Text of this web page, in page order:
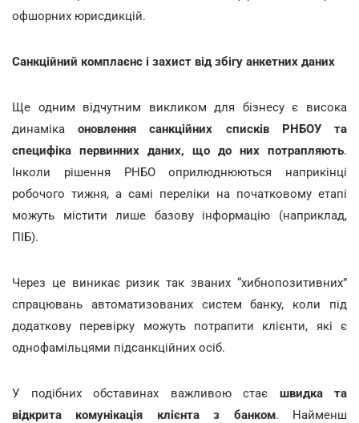
офшорних юрисдикцій.
Санкційний комплаєнс і захист від збігу анкетних даних
Ще одним відчутним викликом для бізнесу є висока
динамікаоновлення санкційних списків РНБОУ та
специфіка первинних даних, що до них потрапляють.
Інколи рішення РНБО оприлюднюються наприкінці
робочого тижня, а самі переліки на початковому етапі
можуть містити лише базову інформацію (наприклад,
ПІБ).
Через це виникає ризик так званих “хибнопозитивних”
спрацювань автоматизованих систем банку, коли під
додаткову перевірку можуть потрапити клієнти, які є
однофамільцями підсанкційних осіб.
У подібних обставинах важливою стає швидка та
відкрита комунікація клієнта з банком. Найменш